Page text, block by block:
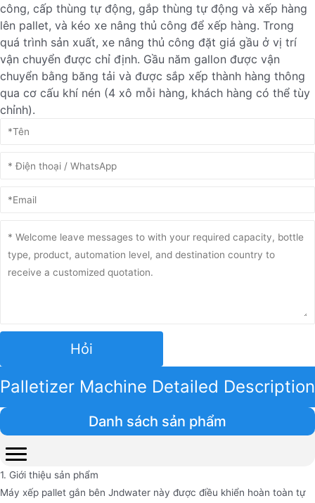
công, cấp thùng tự động, gắp thùng tự động và xếp hàng
lên pallet, và kéo xe nâng thủ công để xếp hàng. Trong
quá trình sản xuất, xe nâng thủ công đặt giá gầu ở vị trí
vận chuyển được chỉ định. Gầu năm gallon được vận
chuyển bằng băng tải và được sắp xếp thành hàng thông
qua cơ cấu khí nén (4 xô mỗi hàng, khách hàng có thể tùy
chỉnh).
Hỏi
Palletizer Machine Detailed Description
1. Giới thiệu sản phẩm
Máy xếp pallet gắn bên Jndwater này được điều khiển hoàn toàn tự
Danh sách sản phẩm